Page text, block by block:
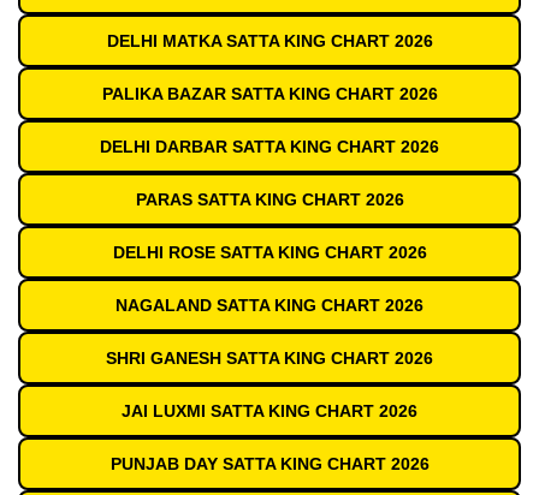
DELHI MATKA SATTA KING CHART 2026
PALIKA BAZAR SATTA KING CHART 2026
DELHI DARBAR SATTA KING CHART 2026
PARAS SATTA KING CHART 2026
DELHI ROSE SATTA KING CHART 2026
NAGALAND SATTA KING CHART 2026
SHRI GANESH SATTA KING CHART 2026
JAI LUXMI SATTA KING CHART 2026
PUNJAB DAY SATTA KING CHART 2026